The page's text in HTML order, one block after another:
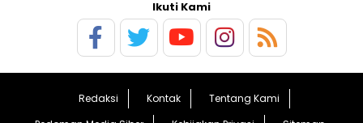
Ikuti Kami
Redaksi Kontak
Tentang Kami